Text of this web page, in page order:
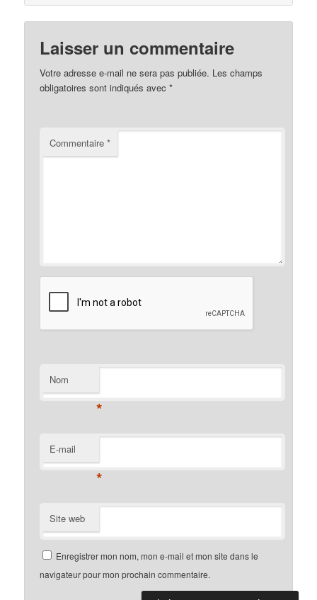
Laisser un commentaire
Votre adresse e-mail ne sera pas publiée. Les champs
obligatoires sont indiqués avec*
Commentaire*
Nom
*
E-mail
*
Site web
Enregistrer mon nom, mon e-mail et mon site dans le
navigateur pour mon prochain commentaire.